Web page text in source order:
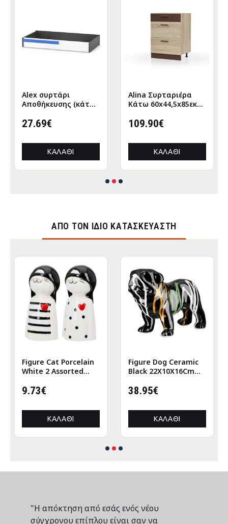
Alex συρτάρι
Αποθήκευσης (κάτω
120x63εκ Λευκό-
27.69€
ΚΑΛΆΘΙ
Alina Συρταριέρα
Κάτω 60x44,5x85εκ
109.90€
ΚΑΛΆΘΙ
ΑΠΌ ΤΟΝ ΊΔΙΟ ΚΑΤΑΣΚΕΥΑΣΤΉ
Figure Cat Porcelain
White 2 Assorted
9.73€
ΚΑΛΆΘΙ
Figure Dog Ceramic
Black 22X10X16Cm
38.95€
ΚΑΛΆΘΙ
"Η απόκτηση από εσάς ενός νέου
σύγχρονου επίπλου είναι σαν να